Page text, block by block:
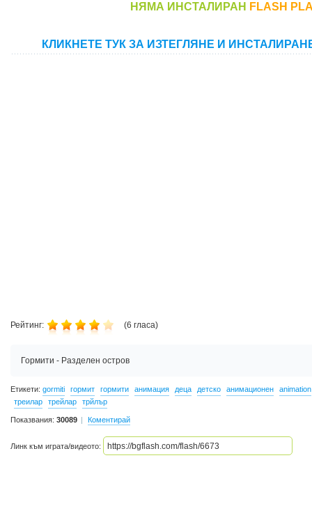
НЯМА ИНСТАЛИРАН FLASH
КЛИКНЕТЕ ТУК ЗА ИЗТЕГЛЯНЕ И
Рейтинг: (6 гласа)
Гормити - Разделен остров
Етикети: gormiti гормит гормити анимация деца детско анимационен
animation
треилар
трейлар трйлър
Показвания: 30089 Коментирай
Линк към играта/видеото: